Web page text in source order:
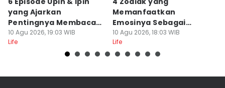
yang Ajarkan
Pentingnya Membaca
Buku
10 Agu 2026, 19:03 WIB
Life
Memanfaatkan
Emosinya Sebagai
Senjata, Manipulatif?
10 Agu 2026, 18:03 WIB
Life